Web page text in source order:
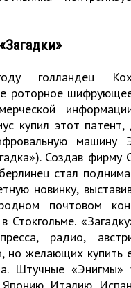
голландец Кох
роторное
купил этот патент,
машину
Создав фирму
стал
новинку,
почтовом
Стокгольме.
радио,
но желающих купить
Штучные
Японию, Италию,